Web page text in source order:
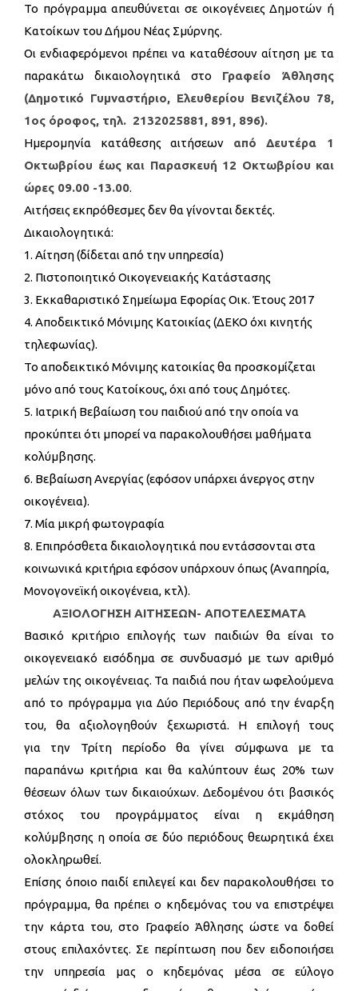
Το πρόγραμμα απευθύνεται σε οικογένειες Δημοτών ή
Κατοίκων του Δήμου Νέας Σμύρνης.
Οι ενδιαφερόμενοι πρέπει να καταθέσουν αίτηση με τα
παρακάτω δικαιολογητικά στο Γραφείο Άθλησης
(Δημοτικό Γυμναστήριο, Ελευθερίου Βενιζέλου 78,
1ος όροφος, τηλ. 2132025881, 891, 896).
Ημερομηνία κατάθεσης αιτήσεων από Δευτέρα 1
Οκτωβρίου έως και Παρασκευή 12 Οκτωβρίου και
ώρες 09.00 -13.00.
Αιτήσεις εκπρόθεσμες δεν θα γίνονται δεκτές.
Δικαιολογητικά:
1. Αίτηση (δίδεται από την υπηρεσία)
2. Πιστοποιητικό Οικογενειακής Κατάστασης
3. Εκκαθαριστικό Σημείωμα Εφορίας Οικ. Έτους 2017
4. Αποδεικτικό Μόνιμης Κατοικίας (ΔΕΚΟ όχι κινητής
τηλεφωνίας).
Το αποδεικτικό Μόνιμης κατοικίας θα προσκομίζεται
μόνο από τους Κατοίκους, όχι από τους Δημότες.
5. Ιατρική Βεβαίωση του παιδιού από την οποία να
προκύπτει ότι μπορεί να παρακολουθήσει μαθήματα
κολύμβησης.
6. Βεβαίωση Ανεργίας (εφόσον υπάρχει άνεργος στην
οικογένεια).
7. Μία μικρή φωτογραφία
8. Επιπρόσθετα δικαιολογητικά που εντάσσονται στα
κοινωνικά κριτήρια εφόσον υπάρχουν όπως (Αναπηρία,
Μονογονεϊκή οικογένεια, κτλ).
ΑΞΙΟΛΟΓΗΣΗ ΑΙΤΗΣΕΩΝ- ΑΠΟΤΕΛΕΣΜΑΤΑ
Βασικό κριτήριο επιλογής των παιδιών θα είναι το
οικογενειακό εισόδημα σε συνδυασμό με των αριθμό
μελών της οικογένειας. Τα παιδιά που ήταν ωφελούμενα
από το πρόγραμμα για Δύο Περιόδους από την έναρξη
του, θα αξιολογηθούν ξεχωριστά. Η επιλογή τους
για την Τρίτη περίοδο θα γίνει σύμφωνα με τα
παραπάνω κριτήρια και θα καλύπτουν έως 20% των
θέσεων όλων των δικαιούχων. Δεδομένου ότι βασικός
στόχος του προγράμματος είναι η εκμάθηση
κολύμβησης η οποία σε δύο περιόδους θεωρητικά έχει
ολοκληρωθεί.
Επίσης όποιο παιδί επιλεγεί και δεν παρακολουθήσει το
πρόγραμμα, θα πρέπει ο κηδεμόνας του να επιστρέψει
την κάρτα του, στο Γραφείο Άθλησης ώστε να δοθεί
στους επιλαχόντες. Σε περίπτωση που δεν ειδοποιήσει
την υπηρεσία μας ο κηδεμόνας μέσα σε εύλογο